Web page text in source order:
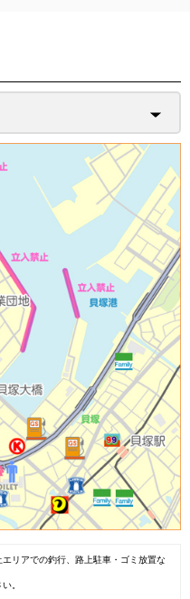
リアでの釣行、路上駐車・ゴミ放置な
。